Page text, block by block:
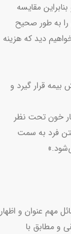
مقایسه
به طور صحیح
دید که هزینه
قرار گیرد و
خون تحت نظر
فرد به سمت
مهم عنوان و اظهار
و مطابق با